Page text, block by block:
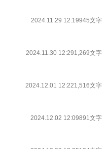
2024.11.29 12:19945文字
2024.11.30 12:291,269文字
2024.12.01 12:221,516文字
2024.12.02 12:09891文字